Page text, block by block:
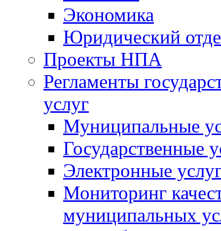
Экономика
Юридический
Проекты НПА
Регламенты
услуг
Муниципальные
Государственные
Электронные
Мониторинг
муниципальных